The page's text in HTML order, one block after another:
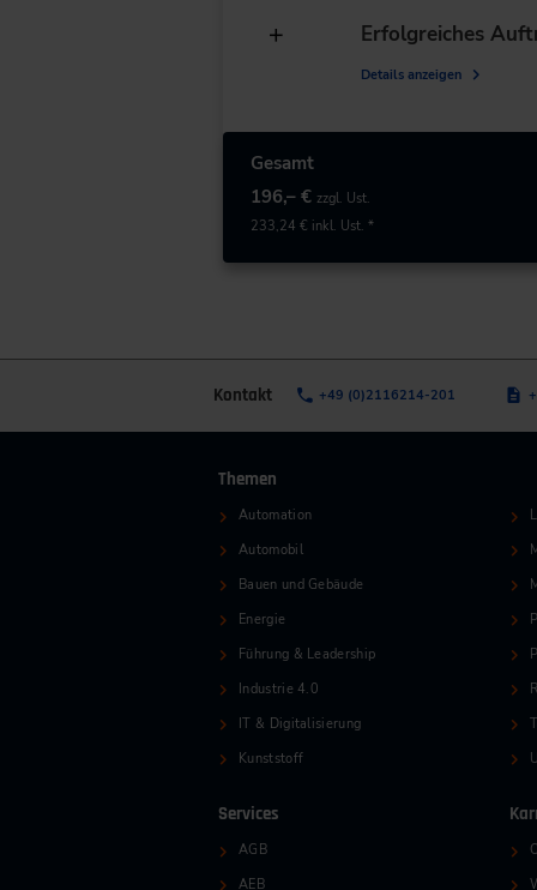
Erfolgreiches
Details anzeigen
Gesamt
196,– € zzgl. Ust.
233,24 € inkl. Ust. *
Kontakt +49 (0)2116214-201
Themen
Automation
Automobil
Bauen und Gebäude
Energie
Führung & Leadership
Industrie 4.0
IT & Digitalisierung
Kunststoff
Services
AGB
AEB